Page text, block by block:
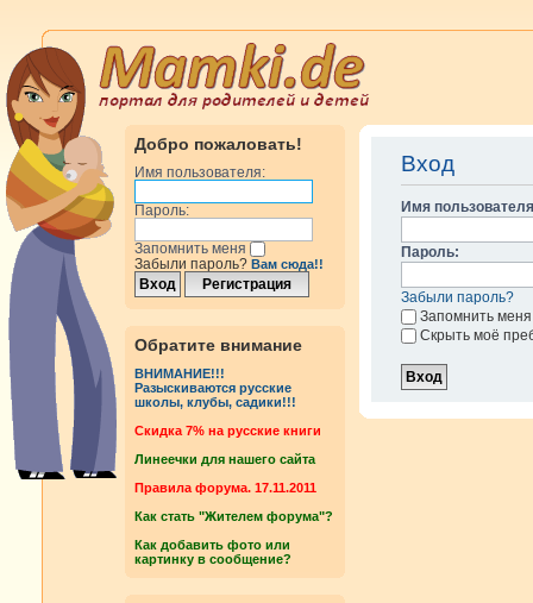
Добро пожаловать!
Имя пользователя:
Пароль:
Запомнить меня
Забыли пароль? Вам сюда!!
Обратите внимание
ВНИМАНИЕ!!!
Разыскиваются русские
школы, клубы, садики!!!
Cкидка 7% на русские книги
Линеечки для нашего сайта
Правила форума. 17.11.2011
Как стать "Жителем форума"?
Как добавить фото или
картинку в сообщение?
Вход
Имя
Пароль:
Забыли пароль?
Запомнить меня
Скрыть моё